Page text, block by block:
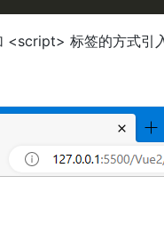
<script> 标签的方式引